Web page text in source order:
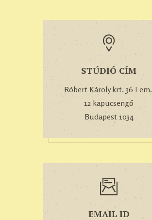
STÚDIÓ CÍM
Róbert Károly krt. 36 I em.
12 kapucsengő
Budapest 1034
EMAIL ID